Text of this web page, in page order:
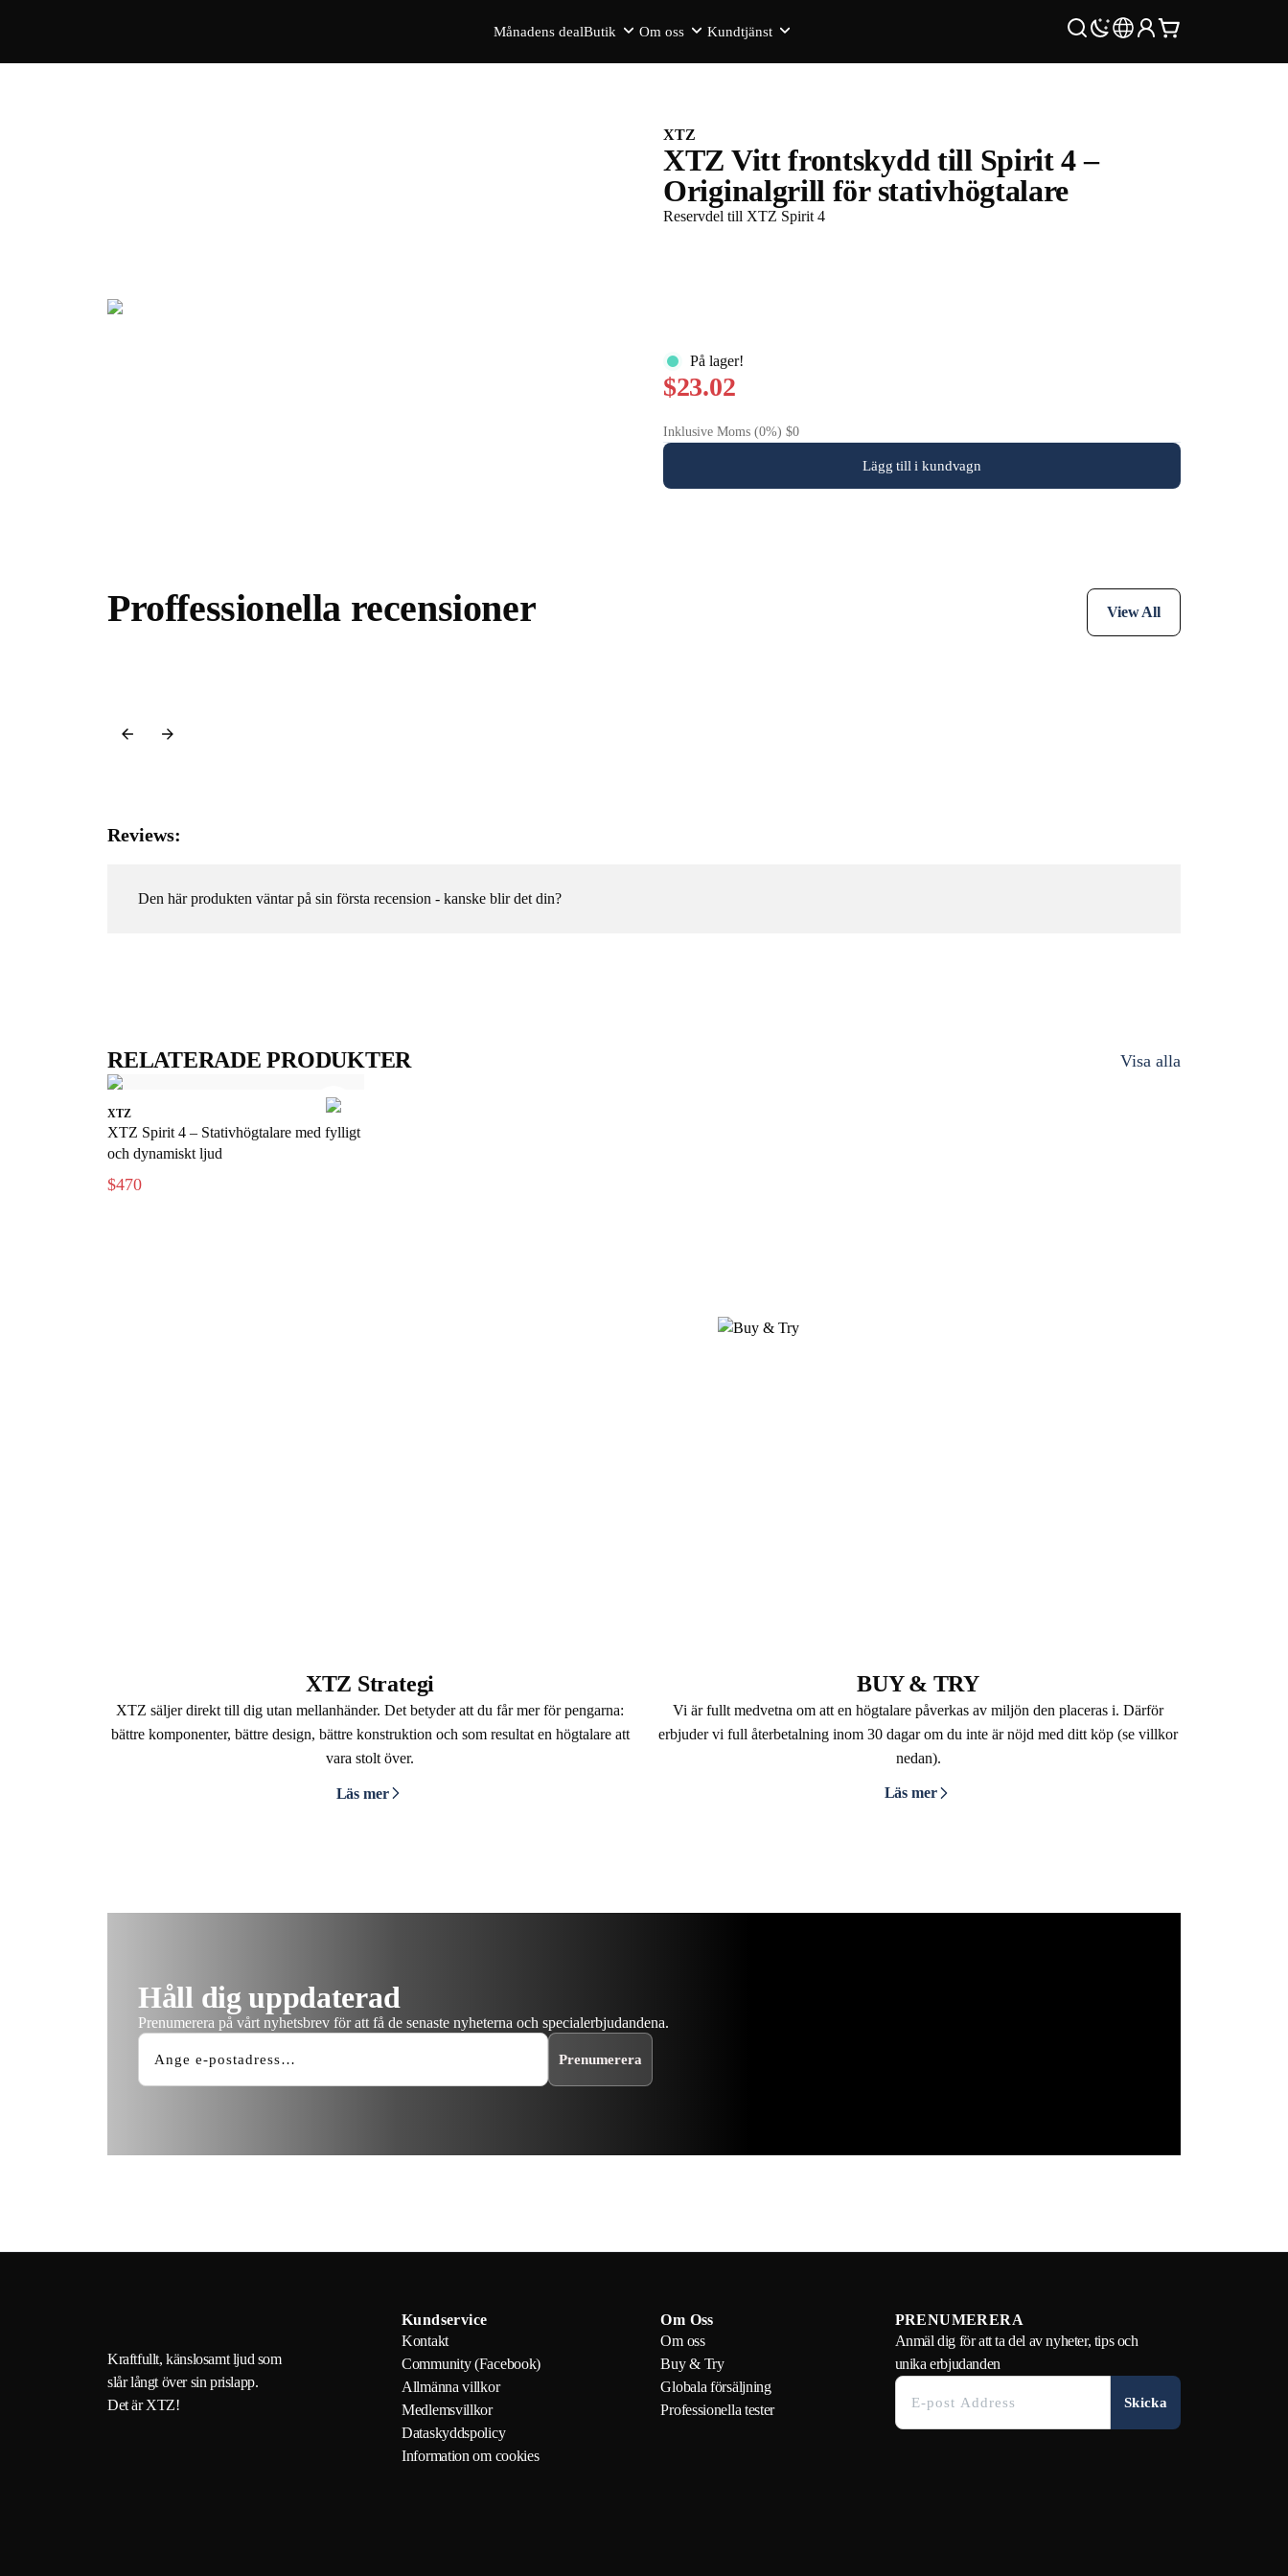
Månadens dealButik Om oss Kundtjänst
XTZ
XTZ Vitt frontskydd till Spirit 4 –
Originalgrill för stativhögtalare
Reservdel till XTZ Spirit 4
På lager!
$23.02
Inklusive Moms (0%) $0
Lägg till i kundvagn
Proffessionella recensioner View All
Reviews:
Den här produkten väntar på sin första recension - kanske blir det din?
RELATERADE PRODUKTER Visa alla
XTZ
XTZ Spirit 4 – Stativhögtalare med fylligt
och dynamiskt ljud
$470
XTZ Strategi
XTZ säljer direkt till dig utan mellanhänder. Det betyder att du får mer för pengarna:
bättre komponenter, bättre design, bättre konstruktion och som resultat en högtalare att
vara stolt över.
Läs mer
BUY & TRY
Vi är fullt medvetna om att en högtalare påverkas av miljön den placeras i. Därför
erbjuder vi full återbetalning inom 30 dagar om du inte är nöjd med ditt köp (se villkor
nedan).
Läs mer
Håll dig uppdaterad
Prenumerera på vårt nyhetsbrev för att få de senaste nyheterna och specialerbjudandena.
Prenumerera
Kraftfullt, känslosamt ljud som
slår långt över sin prislapp.
Det är XTZ!
Kundservice
Kontakt
Community (Facebook)
Allmänna villkor
Medlemsvillkor
Dataskyddspolicy
Information om cookies
Om Oss
Om oss
Buy & Try
Globala försäljning
Professionella tester
PRENUMERERA
Anmäl dig för att ta del av nyheter, tips och
unika erbjudanden
Skicka